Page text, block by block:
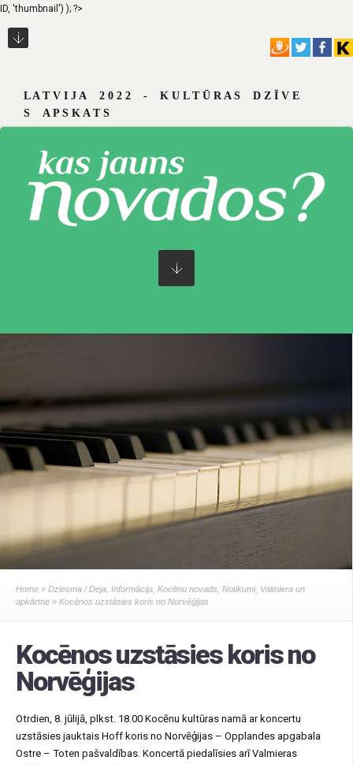
ID, 'thumbnail') ); ?>
L A T V I J A 2 0 2 2 - K U L T Ū R A S D Z Ī V E
S A P S K A T S
Home » Dziesma / Deja Informācija Kocēnu novads Notikumi, Valmiera un
apkārtne » Kocēnos uzstāsies koris no Norvēģijas
Kocēnos uzstāsies koris no
Norvēģijas
Otrdien, 8. jūlijā, plkst. 18.00 Kocēnu kultūras namā ar koncertu
uzstāsies jauktais Hoff koris no Norvēģijas – Opplandes apgabala
Ostre – Toten pašvaldības. Koncertā piedalīsies arī Valmieras